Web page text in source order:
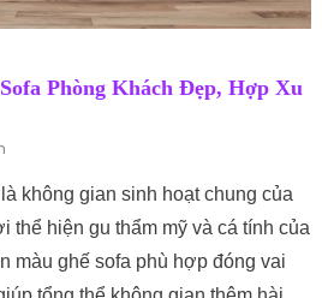
Phòng Khách Đẹp, Hợp Xu
không gian sinh hoạt chung của
thể hiện gu thẩm mỹ và cá tính của
màu ghế sofa phù hợp đóng vai